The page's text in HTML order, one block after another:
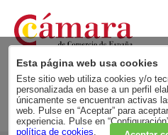
Esta página web usa cookies
Este sitio web utiliza cookies y/o
personalizada en base a un perfil
únicamente se encuentran activas
web. Pulse en “Aceptar” para
experiencia. Pulse en
política de cookies.